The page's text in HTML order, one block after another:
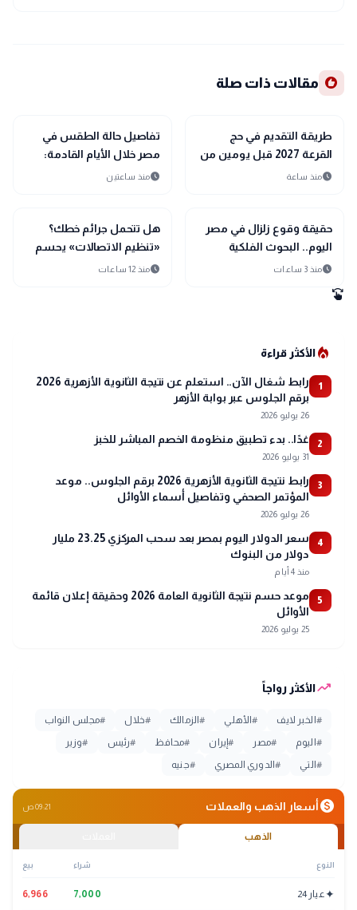
recommend مقالات ذات صلة
public
الأخبار المحلية
طريقة التقديم في حج
القرعة 2027 قبل يومين من
بدء تلقى الطلبات
scheduleمنذ ساعة
public
الأخبار المحلية
تفاصيل حالة الطقس في
مصر خلال الأيام القادمة:
موجة شديدة الحرارة
scheduleمنذ ساعتين
public
الأخبار المحلية
حقيقة وقوع زلزال في مصر
اليوم.. البحوث الفلكية
تحسم الجدل وتكشف
scheduleمنذ 3 ساعات
public
الأخبار المحلية
هل تتحمل جرائم خطك؟
«تنظيم الاتصالات» يحسم
المسؤولية
scheduleمنذ 12 ساعات
swipe
local_fire_departmentالأكثر قراءة
1
رابط شغال الآن.. استعلم عن نتيجة الثانوية الأزهرية 2026
برقم الجلوس عبر بوابة الأزهر
26 يوليو 2026
2 غدًا.. بدء تطبيق منظومة الخصم المباشر للخبز
31 يوليو 2026
3
رابط نتيجة الثانوية الأزهرية 2026 برقم الجلوس.. موعد
المؤتمر الصحفي وتفاصيل أسماء الأوائل
26 يوليو 2026
4
سعر الدولار اليوم بمصر بعد سحب المركزي 23.25 مليار
دولار من البنوك
منذ 4 أيام
5
موعد حسم نتيجة الثانوية العامة 2026 وحقيقة إعلان قائمة
الأوائل
25 يوليو 2026
trending_upالأكثر رواجاً
# الخبر لايف #الأهلي #الزمالك #خلال #مجلس النواب
# اليوم #مصر #إيران #محافظ #رئيس #وزير
# التي #الدوري المصري #جنيه
monetization_onأسعار الذهب والعملات 09:21 ص
الذهب
النوع شراء بيع
✦عيار 24 7,000
6,966